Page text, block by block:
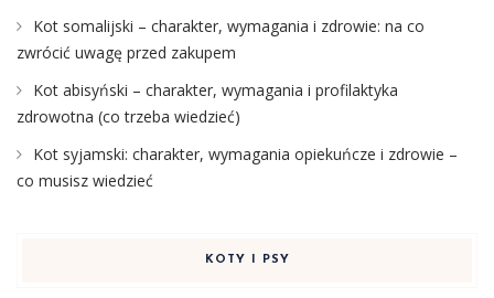
Kot somalijski – charakter, wymagania i zdrowie: na co
zwrócić uwagę przed zakupem
Kot abisyński – charakter, wymagania i profilaktyka
zdrowotna (co trzeba wiedzieć)
Kot syjamski: charakter, wymagania opiekuńcze i zdrowie –
co musisz wiedzieć
KOTY I PSY